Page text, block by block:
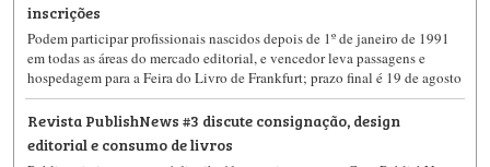
inscrições
Podem participar profissionais nascidos depois de 1º de janeiro de 1991
em todas as áreas do mercado editorial, e vencedor leva passagens e
hospedagem para a Feira do Livro de Frankfurt; prazo final é 19 de agosto
Revista PublishNews #3 discute consignação, design
editorial e consumo de livros